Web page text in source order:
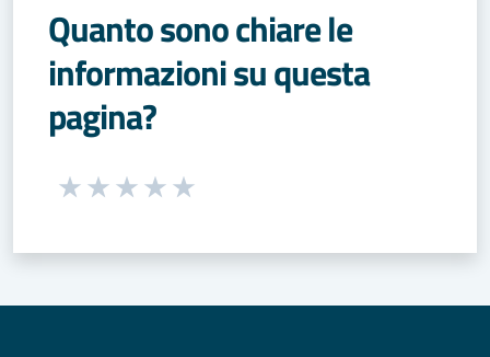
Quanto sono chiare le
informazioni su questa
pagina?
Seleziona una valutazione da 1 a 5 stelle